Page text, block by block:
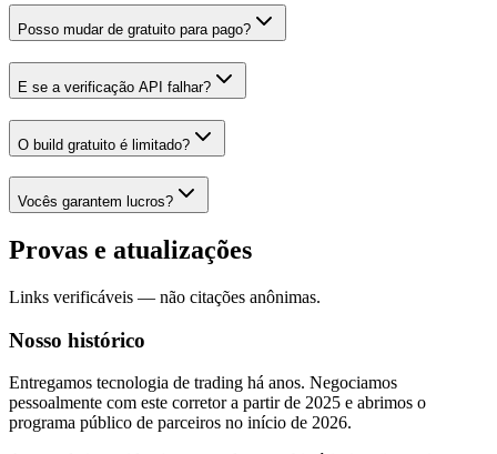
Posso mudar de gratuito para pago?
E se a verificação API falhar?
O build gratuito é limitado?
Vocês garantem lucros?
Provas e atualizações
Links verificáveis — não citações anônimas.
Nosso histórico
Entregamos tecnologia de trading há anos. Negociamos
pessoalmente com este corretor a partir de 2025 e abrimos o
programa público de parceiros no início de 2026.